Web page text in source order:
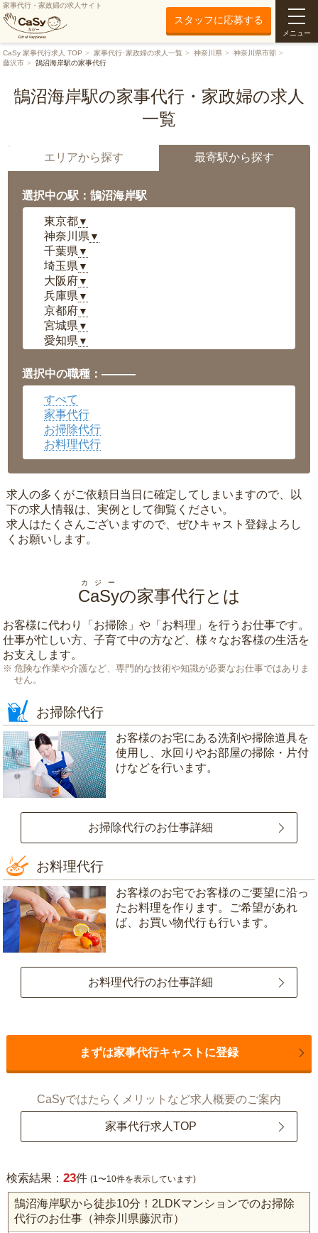
家事代行・家政婦の求人サイト
スタッフに応募する
メニュー
CaSy 家事代行求人 TOP 家事代行･家政婦の求人一覧 神奈川県
神奈川県市部
藤沢市
鵠沼海岸駅の家事代行
鵠沼海岸駅の家事代行・家政婦の求人
一覧
エリアから探す 最寄駅から探す
選択中の駅：鵠沼海岸駅
東京都▼
神奈川県 ▼
千葉県 ▼
埼玉県 ▼
大阪府▼
兵庫県 ▼
京都府▼
宮城県 ▼
愛知県 ▼
岡山県▼
広島県▼
沖縄県
選択中の職種：———
すべて
家事代行
お掃除代行
お料理代行
求人の多くがご依頼日当日に確定してしまいますので、以
下の求人情報は、実例として御覧ください。
求人はたくさんございますので、ぜひキャスト登録よろし
くお願いします。
CaSy
カジー
の家事代行とは
お客様に代わり「 お掃除 」や「 お料理 」を行うお仕事です。
仕事が忙しい方、子育て中の方など、様々なお客様の生活を
お支えします。
危険な作業や介護など、専門的な技術や知識が必要なお仕事ではありま
せん。
お掃除代行
お客様のお宅にある洗剤や掃除道具を
使用し、水回りやお部屋の掃除・片付
けなどを行います。
お掃除代行のお仕事詳細
お料理代行
お客様のお宅でお客様のご要望に沿っ
たお料理を作ります。ご希望があれ
ば、お買い物代行も行います。
お料理代行のお仕事詳細
まずは家事代行キャストに登録
CaSyではたらくメリットなど求人概要のご案内
家事代行求人TOP
検索結果： 23件 (1〜10件を表示しています)
鵠沼海岸駅から徒歩10分！2LDKマンションでのお掃除
代行のお仕事（神奈川県藤沢市）